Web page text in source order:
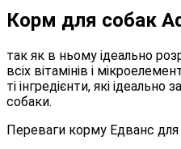
Корм для собак
так як в ньому ідеально
всіх вітамінів і
ті інгредієнти, які
собаки.
Переваги корму Едванс для